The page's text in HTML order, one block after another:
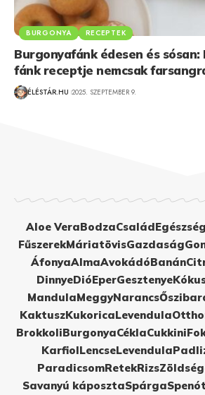
BURGONYA RECEPTEK
Burgonyafánk édesen és sósan:
fánk receptje nemcsak
ÉLÉSTÁR.HU 2025. SZEPTEMBER 9.
Aloe VeraBodzaCsaládEgészség
FűszerekMáriatövisGazdaság
ÁfonyaAlmaAvokádóBanán
DinnyeDióEperGesztenye
MandulaMeggyNarancs
KaktuszKukoricaLevendula
BrokkoliBurgonyaCéklaCukkini
KarfiolLencseLevendula
ParadicsomRetekRizs
Savanyú káposztaSpárgaSpenót